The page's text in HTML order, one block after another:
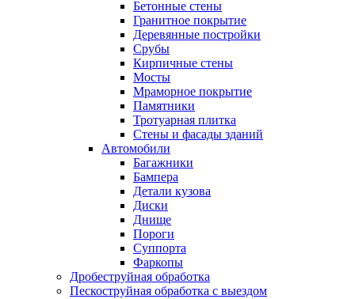
Бетонные стены
Гранитное покрытие
Деревянные постройки
Срубы
Кирпичные стены
Мосты
Мраморное покрытие
Памятники
Тротуарная плитка
Стены и фасады зданий
Автомобили
Багажники
Бампера
Детали кузова
Диски
Днище
Пороги
Суппорта
Фаркопы
Дробеструйная обработка
Пескоструйная обработка с выездом